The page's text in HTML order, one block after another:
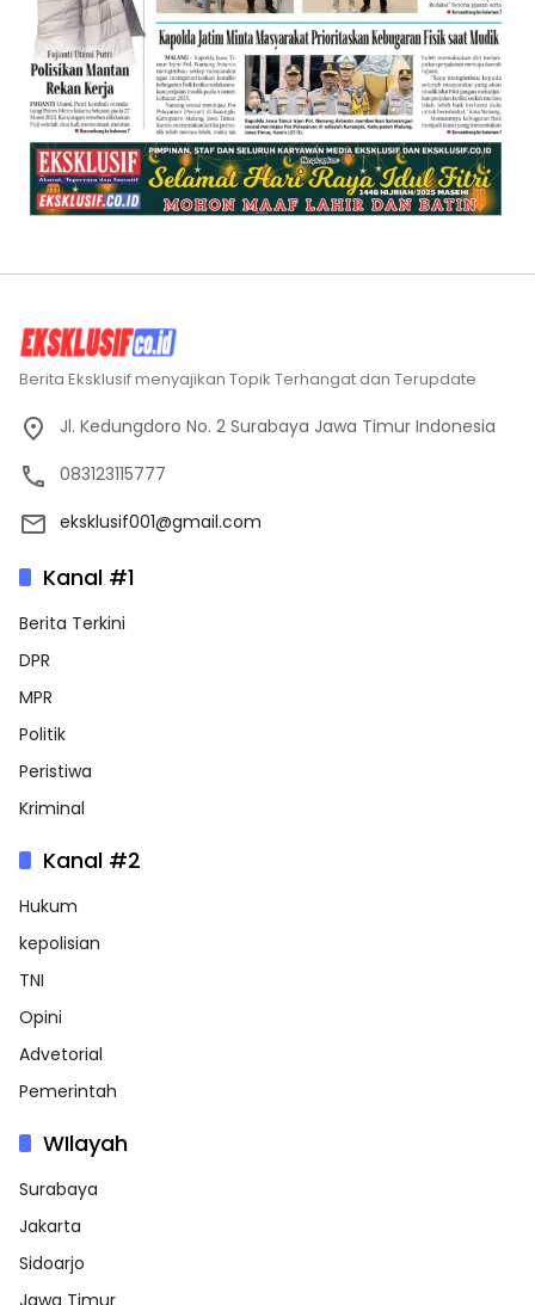
Berita Eksklusif menyajikan Topik Terhangat dan Terupdate
Jl. Kedungdoro No. 2 Surabaya Jawa Timur Indonesia
083123115777
eksklusif001@gmail.com
Kanal #1
Berita Terkini
DPR
MPR
Politik
Peristiwa
Kriminal
Kanal #2
Hukum
kepolisian
TNI
Opini
Advetorial
Pemerintah
WIlayah
Surabaya
Jakarta
Sidoarjo